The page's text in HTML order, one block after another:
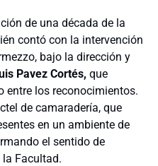
de una década de la
contó con la intervención
bajo la dirección y
Pavez Cortés, que
entre los reconocimientos.
de camaradería, que
en un ambiente de
el sentido de
Facultad.